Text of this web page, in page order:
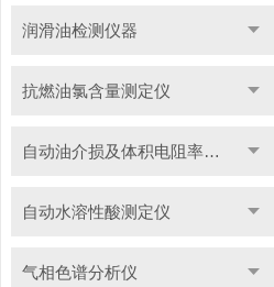
润滑油检测仪器
抗燃油氯含量测定仪
自动油介损及体积电阻率测定仪
自动水溶性酸测定仪
气相色谱分析仪